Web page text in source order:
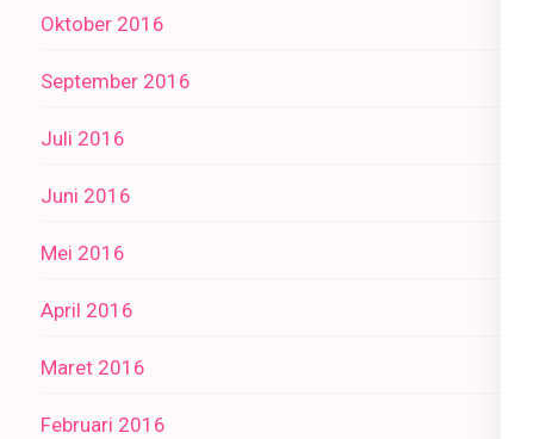
Oktober 2016
September 2016
Juli 2016
Juni 2016
Mei 2016
April 2016
Maret 2016
Februari 2016